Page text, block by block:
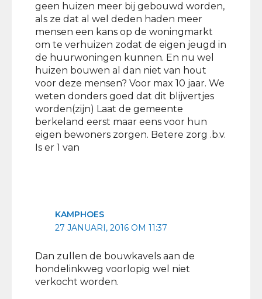
geen huizen meer bij gebouwd worden,
als ze dat al wel deden haden meer
mensen een kans op de woningmarkt
om te verhuizen zodat de eigen jeugd in
de huurwoningen kunnen. En nu wel
huizen bouwen al dan niet van hout
voor deze mensen? Voor max 10 jaar. We
weten donders goed dat dit blijvertjes
worden(zijn) Laat de gemeente
berkeland eerst maar eens voor hun
eigen bewoners zorgen. Betere zorg .b.v.
Is er 1 van
KAMPHOES
27 JANUARI, 2016 OM 11:37
Dan zullen de bouwkavels aan de
hondelinkweg voorlopig wel niet
verkocht worden.